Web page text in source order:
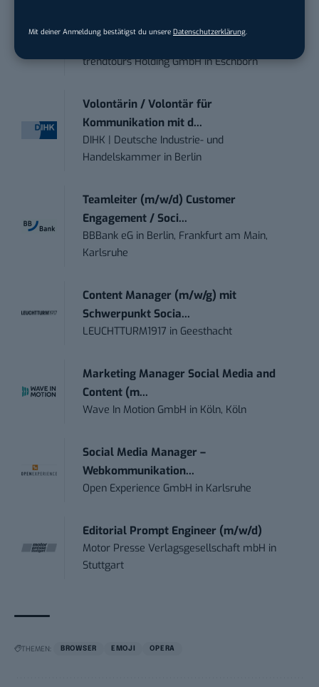
Mit deiner Anmeldung bestätigst du unsere Datenschutzerklärung
Anforderungs- und Projektmanager
trendtours Holding GmbHinEschborn
Volontärin / Volontär für
Kommunikation mit d...
DIHK | Deutsche Industrie- und
Handelskammer in Berlin
Teamleiter (m/w/d) Customer
Engagement / Soci...
BBBank eG in Berlin, Frankfurt am Main,
Karlsruhe
Content Manager (m/w/g) mit
Schwerpunkt Socia...
LEUCHTTURM1917 in Geesthacht
Marketing Manager Social Media and
Content (m...
Wave In Motion GmbH in Köln, Köln
Social Media Manager –
Webkommunikation...
Open Experience GmbH in Karlsruhe
Editorial Prompt Engineer (m/w/d)
Motor Presse Verlagsgesellschaft mbH in
Stuttgart
THEMEN: BROWSER EMOJI OPERA